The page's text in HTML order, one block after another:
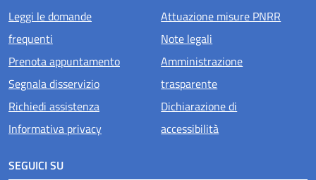
Menu piè di pagina
Leggi le domande
frequenti
Prenota appuntamento
Segnala disservizio
Richiedi assistenza
Informativa privacy
Attuazione misure PNRR
Note legali
Amministrazione
trasparente
Dichiarazione di
accessibilità
SEGUICI SU